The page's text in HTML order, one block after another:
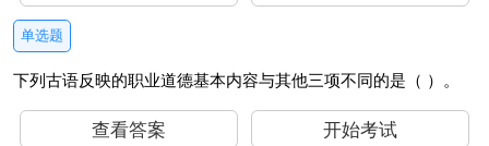
单选题
下列古语反映的职业道德基本内容与其他三项不同的是（ ）。
查看答案 开始考试